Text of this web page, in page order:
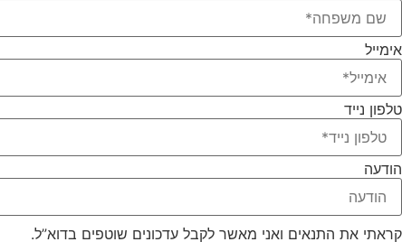
אימייל
טלפון נייד
הודעה
קראתי את התנאים ואני מאשר לקבל עדכונים שוטפים בדוא”ל.